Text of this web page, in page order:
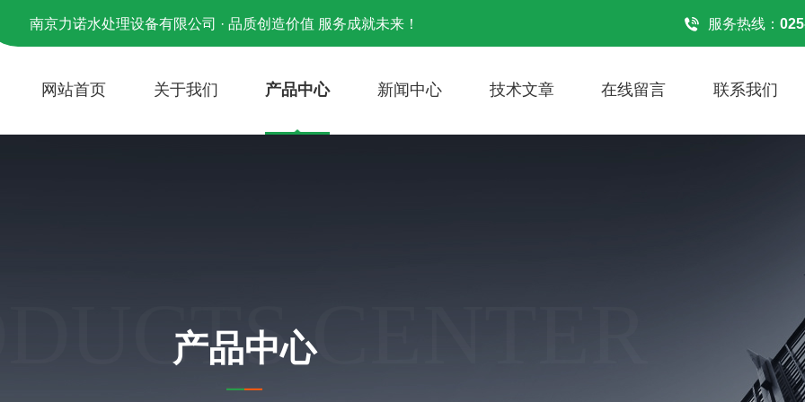
南京力诺水处理设备有限公司 · 品质创造价值 服务成就未来！ 服务热线：
网站首页 关于我们 产品中心 新闻中心 技术文章 在线留言 联系我们
CENTER
产品中心